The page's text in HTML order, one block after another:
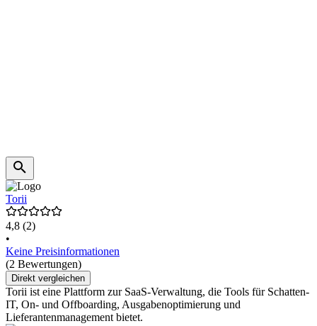
Torii
4,8 (2)
•
Keine Preisinformationen
(2 Bewertungen)
Direkt vergleichen
Torii ist eine Plattform zur SaaS-Verwaltung, die Tools für Schatten-
IT, On- und Offboarding, Ausgabenoptimierung und
Lieferantenmanagement bietet.